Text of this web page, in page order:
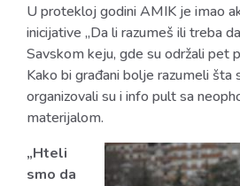
U protekloj godini AMIK je imao
inicijative „Da li razumeš ili treba
Savskom keju, gde su održali pet
Kako bi građani bolje razumeli šta
organizovali su i info pult sa
materijalom.
„Hteli
smo da